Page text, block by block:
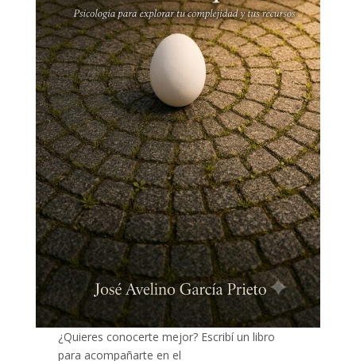
¿Quieres conocerte mejor? Escribí un libro
para acompañarte en el